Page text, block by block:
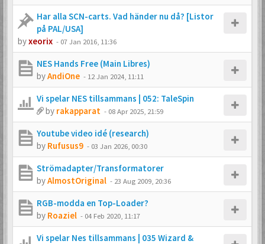
Har alla SCN-carts. Vad händer nu då? [Listor
på PAL/USA]
byxeorix - 07 Jan 2016, 11:36
NES Hands Free (Main Libres)
byAndiOne - 12 Jan 2024, 11:11
Vi spelar NES tillsammans | 052: TaleSpin
by rakapparat - 08 Apr 2025, 21:59
Youtube video idé (research)
by Rufusus9 - 03 Jan 2026, 00:30
Strömadapter/Transformatorer
byAlmostOriginal - 23 Aug 2009, 20:36
RGB-modda en Top-Loader?
by Roaziel - 04 Feb 2020, 11:17
Vi spelar Nes tillsammans | 035 Wizard &